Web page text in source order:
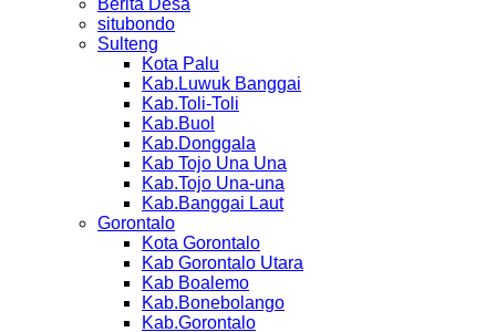
Berita Desa
situbondo
Sulteng
Kota Palu
Kab.Luwuk Banggai
Kab.Toli-Toli
Kab.Buol
Kab.Donggala
Kab Tojo Una Una
Kab.Tojo Una-una
Kab.Banggai Laut
Gorontalo
Kota Gorontalo
Kab Gorontalo Utara
Kab Boalemo
Kab.Bonebolango
Kab.Gorontalo